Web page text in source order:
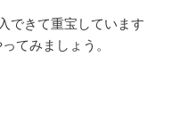
できて重宝しています
てみましょう。